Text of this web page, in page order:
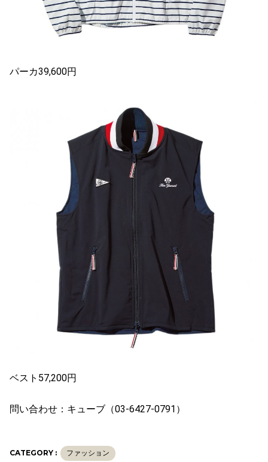
パーカ39,600円
ベスト57,200円
問い合わせ：キューブ（03-6427-0791）
CATEGORY : ファッション